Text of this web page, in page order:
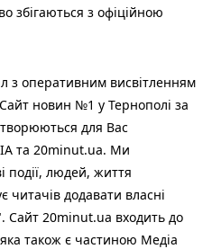
збігаються з офіційною
з оперативним висвітленням
Сайт новин №1 у Тернополі за
для Вас
та 20minut.ua. Ми
події, людей, життя
читачів додавати власні
Сайт 20minut.ua входить до
також є частиною Медіа